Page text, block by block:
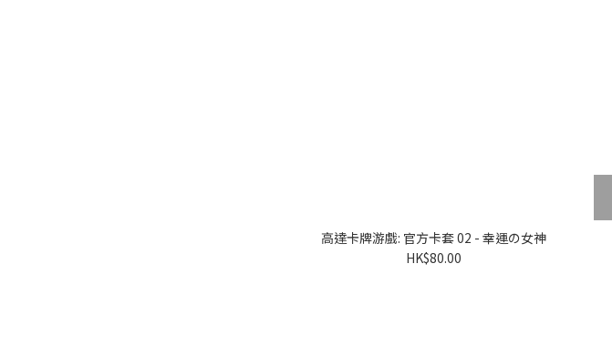
高達卡牌游戲: 官方卡套 02 - 幸運の女神
HK$80.00